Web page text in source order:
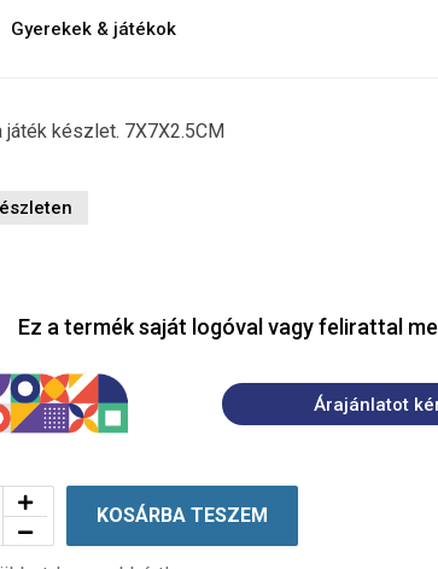
Gyerekek & játékok
játék készlet. 7X7X2.5CM
Ez a termék saját logóval vagy felirattal
Árajánlatot
KOSÁRBA TESZEM